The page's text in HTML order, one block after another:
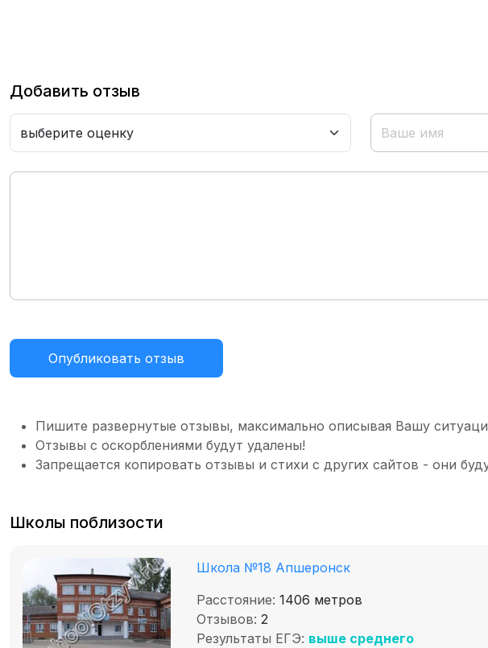
Добавить отзыв
Опубликовать отзыв
Пишите развернутые отзывы, максимально описывая Вашу
Отзывы с оскорблениями будут удалены!
Запрещается копировать отзывы и стихи с других сайтов - они
Школы поблизости
Школа №18 Апшеронск
Расстояние: 1406 метров
Отзывов: 2
Результаты ЕГЭ: выше среднего